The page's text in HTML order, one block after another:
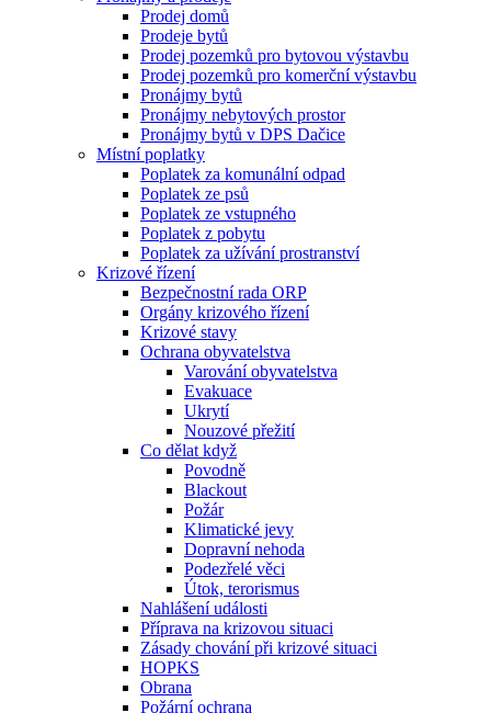
Prodej domů
Prodeje bytů
Prodej pozemků pro bytovou výstavbu
Prodej pozemků pro komerční výstavbu
Pronájmy bytů
Pronájmy nebytových prostor
Pronájmy bytů v DPS Dačice
Místní poplatky
Poplatek za komunální odpad
Poplatek ze psů
Poplatek ze vstupného
Poplatek z pobytu
Poplatek za užívání prostranství
Krizové řízení
Bezpečnostní rada ORP
Orgány krizového řízení
Krizové stavy
Ochrana obyvatelstva
Varování obyvatelstva
Evakuace
Ukrytí
Nouzové přežití
Co dělat když
Povodně
Blackout
Požár
Klimatické jevy
Dopravní nehoda
Podezřelé věci
Útok, terorismus
Nahlášení události
Příprava na krizovou situaci
Zásady chování při krizové situaci
HOPKS
Obrana
Požární ochrana